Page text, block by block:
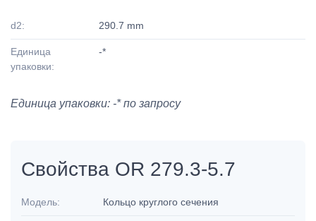
d2: 290.7 mm
Единица
упаковки:
-*
Единица упаковки: -* по запросу
Свойства OR 279.3-5.7
Модель: Кольцо круглого сечения